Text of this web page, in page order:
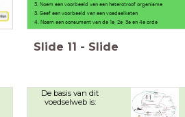
3. Noem een voorbeeld van een heterotroof organisme
3. Geef een voorbeeld van een voedselketen
4. Noem een consument van de 1e, 2e, 3e en 4e orde
Slide 11 - Slide
De basis van dit
voedselweb is: